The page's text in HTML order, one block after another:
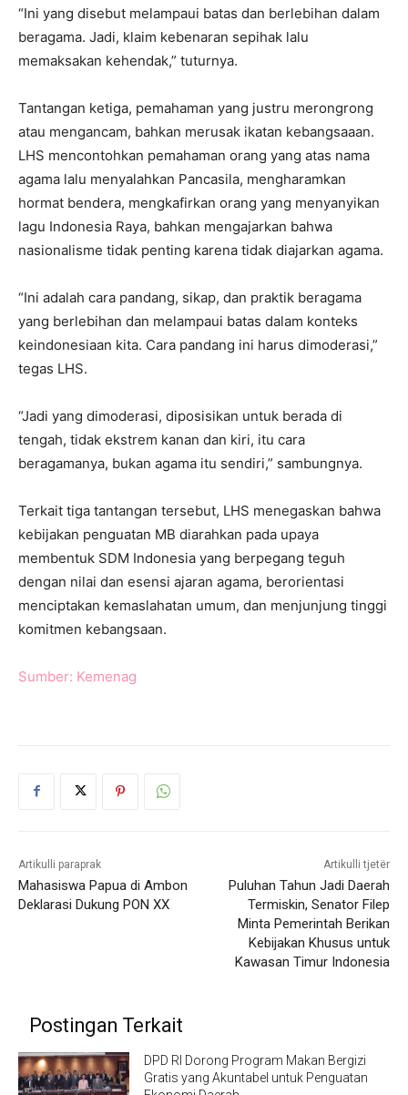
“Ini yang disebut melampaui batas dan berlebihan dalam
beragama. Jadi, klaim kebenaran sepihak lalu
memaksakan kehendak,” tuturnya.
Tantangan ketiga, pemahaman yang justru merongrong
atau mengancam, bahkan merusak ikatan kebangsaaan.
LHS mencontohkan pemahaman orang yang atas nama
agama lalu menyalahkan Pancasila, mengharamkan
hormat bendera, mengkafirkan orang yang menyanyikan
lagu Indonesia Raya, bahkan mengajarkan bahwa
nasionalisme tidak penting karena tidak diajarkan agama.
“Ini adalah cara pandang, sikap, dan praktik beragama
yang berlebihan dan melampaui batas dalam konteks
keindonesiaan kita. Cara pandang ini harus dimoderasi,”
tegas LHS.
“Jadi yang dimoderasi, diposisikan untuk berada di
tengah, tidak ekstrem kanan dan kiri, itu cara
beragamanya, bukan agama itu sendiri,” sambungnya.
Terkait tiga tantangan tersebut, LHS menegaskan bahwa
kebijakan penguatan MB diarahkan pada upaya
membentuk SDM Indonesia yang berpegang teguh
dengan nilai dan esensi ajaran agama, berorientasi
menciptakan kemaslahatan umum, dan menjunjung tinggi
komitmen kebangsaan.
Sumber: Kemenag
Artikulli paraprak
Mahasiswa Papua di Ambon
Deklarasi Dukung PON XX
Artikulli tjetër
Puluhan Tahun Jadi Daerah
Termiskin, Senator Filep
Minta Pemerintah Berikan
Kebijakan Khusus untuk
Kawasan Timur Indonesia
Postingan Terkait
DPD RI Dorong Program Makan Bergizi
Gratis yang Akuntabel untuk Penguatan